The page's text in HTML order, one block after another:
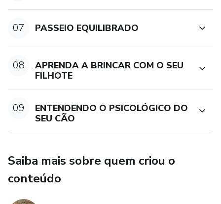
07 PASSEIO EQUILIBRADO
08
APRENDA A BRINCAR COM O SEU
FILHOTE
09
ENTENDENDO O PSICOLÓGICO DO
SEU CÃO
Saiba mais sobre quem criou o
conteúdo